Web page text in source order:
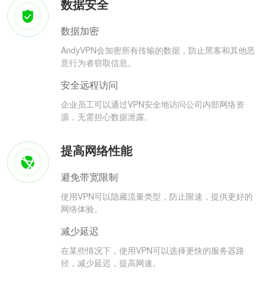
数据安全
数据加密
AndyVPN会加密所有传输的数据，防止黑客和其他恶
意行为者窃取信息。
安全远程访问
企业员工可以通过VPN安全地访问公司内部网络资
源，无需担心数据泄露。
提高网络性能
避免带宽限制
使用VPN可以隐藏流量类型，防止限速，提供更好的
网络体验。
减少延迟
在某些情况下，使用VPN可以选择更快的服务器路
径，减少延迟，提高网速。